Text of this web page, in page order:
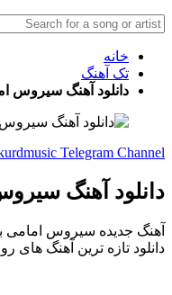
خانه
تک آهنگ
دانلود آهنگ سیروس
Telegram Channel
دانلود آهنگ
دانلود تازه ترین آهنگ های